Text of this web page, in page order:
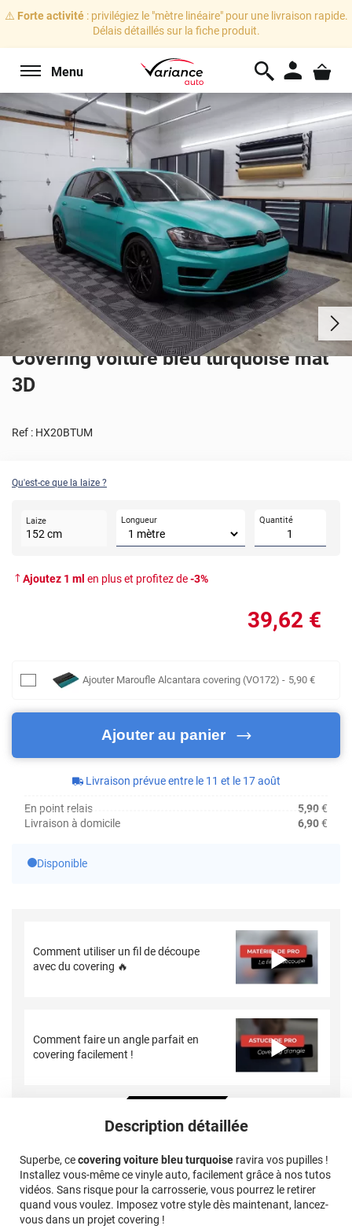
⚠️ Forte activité: privilégiez le "mètre linéaire" pour une livraison rapide.
Délais détaillés sur la fiche produit.
Menu
Covering voiture bleu turquoise mat
3D
Ref : HX20BTUM
Qu'est-ce que la laize ?
Laize
152 cm
Longueur Quantité
Ajoutez 1 ml en plus et profitez de-3%
39,62 €
Ajouter Maroufle Alcantara covering (VO172) - 5,90 €
Ajouter au panier
Livraison prévue entre le 11 et le 17 août
En point relais 5,90€
Livraison à domicile
6,90€
Disponible
Comment utiliser un fil de découpe
avec du covering 🔥
Comment faire un angle parfait en
covering facilement !
Description détaillée
Superbe, cecovering voiture bleu turquoise ravira vos pupilles !
Installez vous-même ce vinyle auto, facilement grâce à nos tutos
vidéos. Sans risque pour la carrosserie, vous pourrez le retirer
quand vous voulez. Imposez votre style dès maintenant, lancez-
vous dans un projet covering !